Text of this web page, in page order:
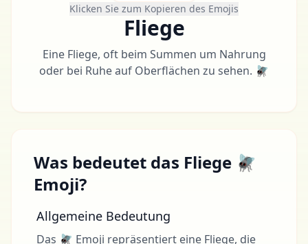
Klicken Sie zum Kopieren des Emojis
Fliege
Eine Fliege, oft beim Summen um Nahrung
oder bei Ruhe auf Oberflächen zu sehen. 🪰
Was bedeutet das Fliege 🪰
Emoji?
Allgemeine Bedeutung
Das 🪰 Emoji repräsentiert eine Fliege, die